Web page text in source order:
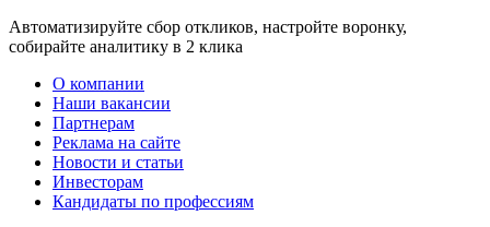
Автоматизируйте сбор откликов, настройте воронку,
собирайте аналитику в 2 клика
О компании
Наши вакансии
Партнерам
Реклама на сайте
Новости и статьи
Инвесторам
Кандидаты по профессиям